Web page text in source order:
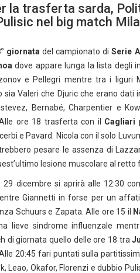
la trasferta sarda,
nel big match
giornata del campionato diSerie
dove appare lunga la lista degli
e Pellegri mentre tra i liguri
sia Valeri che Djuric che erano dati
Bernabé, Charpentier e
ore 18 trasferta con il Cagliari
e Pavard. Nicola con il solo
pesare le assenza di
lesione muscolare al retto
29 dicembre si aprirà alle 12:30
Giannetti in forse per un
Schuurs e Zapata. Alle ore 15 il
lieve sindrome influenzale
di giornata quello delle ore 18 tra
20:45 fari puntati sulla
Leao, Okafor, Florenzi e dubbio